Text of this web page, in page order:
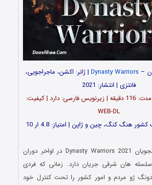
–
Dynasty Warriors | ژانر: اکشن، ماجراجویی،
فانتزی | انتشار: 2021
زبـان: کانتونی | مدت: 116 دقیقه | زیرنویس فارسی: دارد | کیفیت:
WEB-DL
هنگ کنگ، چین و ژاپن | امتیاز: 4.8 ار 10
فیلم سلسله جنگجویان Dynasty Warriors 2021 در اواخر دوران
هان شرقی جریان دارد. زمانی که فردی
ژو مردم و امور کشور را تحت کنترل خود